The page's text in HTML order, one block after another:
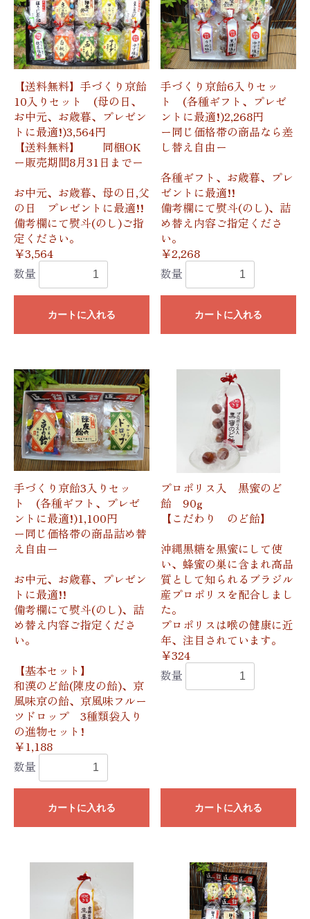
【送料無料】手づくり京飴
10入りセット (母の日、
お中元、お歳暮、プレゼン
トに最適!)3,564円
【送料無料】 同梱OK
ー販売期間8月31日までー
お中元、お歳暮、母の日,父
の日 プレゼントに最適!!
備考欄にて熨斗(のし)ご指
定ください。
￥3,564
数量
カートに入れる
手づくり京飴6入りセッ
ト (各種ギフト、プレゼ
ントに最適!)2,268円
ー同じ価格帯の商品なら差
し替え自由ー
各種ギフト、お歳暮、プレ
ゼントに最適!!
備考欄にて熨斗(のし)、詰
め替え内容ご指定くださ
い。
￥2,268
数量
カートに入れる
手づくり京飴3入りセッ
ト (各種ギフト、プレゼ
ントに最適!)1,100円
ー同じ価格帯の商品詰め替
え自由ー
お中元、お歳暮、プレゼン
トに最適!!
備考欄にて熨斗(のし)、詰
め替え内容ご指定くださ
い。
【基本セット】
和漢のど飴(陳皮の飴)、京
風味京の飴、京風味フルー
ツドロップ 3種類袋入り
の進物セット!
￥1,188
数量
カートに入れる
プロポリス入 黒蜜のど
飴 90g
【こだわり のど飴】
沖縄黒糖を黒蜜にして使
い、蜂蜜の巣に含まれ高品
質として知られるブラジル
産プロポリスを配合しまし
た。
プロポリスは喉の健康に近
年、注目されています。
￥324
数量
カートに入れる